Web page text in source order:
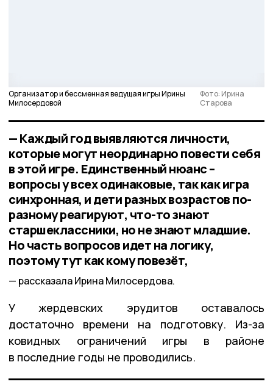
Организатор и бессменная ведущая игры Ирины
Милосердовой
Фото: Ирина
Старова
— Каждый год выявляются личности,
которые могут неординарно повести себя
в этой игре. Единственный нюанс –
вопросы у всех одинаковые, так как игра
синхронная, и дети разных возрастов по-
разному реагируют, что-то знают
старшеклассники, но не знают младшие.
Но часть вопросов идет на логику,
поэтому тут как кому повезёт,
рассказала Ирина Милосердова.
У жердевских эрудитов оставалось
достаточно времени на подготовку. Из-за
ковидных ограничений игры в районе
в последние годы не проводились.